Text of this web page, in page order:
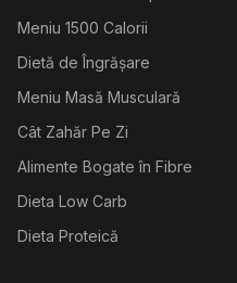
Meniu 1500 Calorii
Dietă de Îngrășare
Meniu Masă Musculară
Cât Zahăr Pe Zi
Alimente Bogate în Fibre
Dieta Low Carb
Dieta Proteică